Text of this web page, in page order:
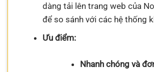
dàng tải lên trang web của
để so sánh với các hệ thống
Ưu điểm:
Nhanh chóng và